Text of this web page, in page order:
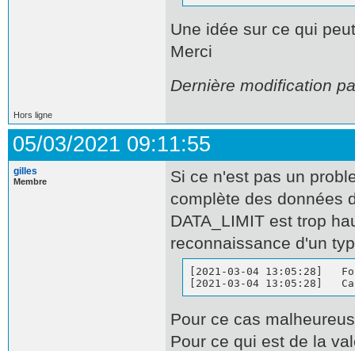
Une idée sur ce qui
Merci
Dernière modification
Hors ligne
05/03/2021 09:11:55
gilles
Membre
Si ce n'est pas un
complète des données
DATA_LIMIT est trop
reconnaissance d'un
[2021-03-04 13:05:28]
[2021-03-04 13:05:28]   Can
Pour ce cas
Pour ce qui est de la